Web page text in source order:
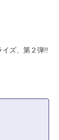
ズ、第２弾!!